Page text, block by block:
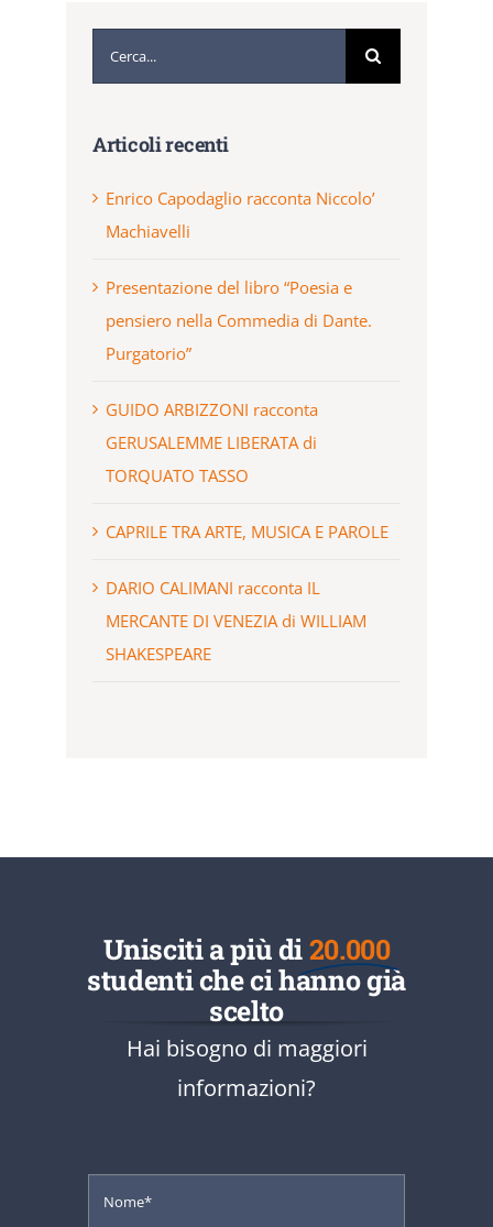
Articoli recenti
Enrico Capodaglio racconta Niccolo’
Machiavelli
Presentazione del libro “Poesia e
pensiero nella Commedia di Dante.
Purgatorio”
GUIDO ARBIZZONI racconta
GERUSALEMME LIBERATA di
TORQUATO TASSO
CAPRILE TRA ARTE, MUSICA E PAROLE
DARIO CALIMANI racconta IL
MERCANTE DI VENEZIA di WILLIAM
SHAKESPEARE
Unisciti a più di20.000
studenti che ci hanno già
scelto
Hai bisogno di maggiori
informazioni?